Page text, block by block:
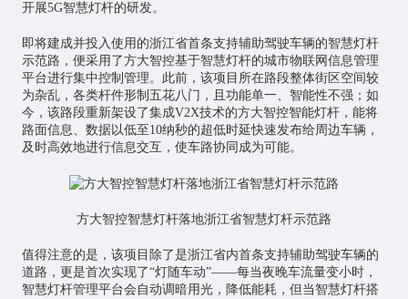
开展5G智慧灯杆的研发。
即将建成并投入使用的浙江省首条支持辅助驾驶车辆的智慧灯杆
示范路，便采用了方大智控基于智慧灯杆的城市物联网信息管理
平台进行集中控制管理。此前，该项目所在路段整体街区空间较
为杂乱，各类杆件形制五花八门，且功能单一、智能性不强；如
今，该路段重新架设了集成V2X技术的方大智控智能灯杆，能将
路面信息、数据以低至10纳秒的超低时延快速发布给周边车辆，
及时高效地进行信息交互，使车路协同成为可能。
方大智控智慧灯杆落地浙江省智慧灯杆示范路
值得注意的是，该项目除了是浙江省内首条支持辅助驾驶车辆的
道路，更是首次实现了“灯随车动”——每当夜晚车流量变小时，
智慧灯杆管理平台会自动调暗用光，降低能耗，但当智慧灯杆搭